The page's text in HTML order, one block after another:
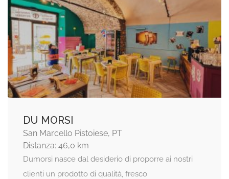
DU MORSI
San Marcello Pistoiese, PT
Distanza: 46,0 km
Dumorsi nasce dal desiderio di proporre ai nostri
clienti un prodotto di qualità, fresco